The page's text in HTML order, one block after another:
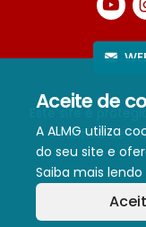
Aceite de
A ALMG utiliza
do seu site e
Saiba mais lendo
Este site é
Política de
Termos de